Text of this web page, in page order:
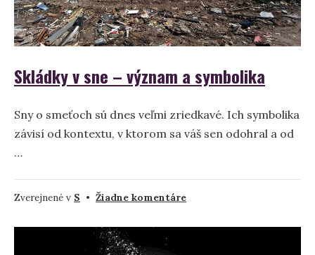
Skládky v sne – význam a symbolika
Sny o smeťoch sú dnes veľmi zriedkavé. Ich symbolika
závisí od kontextu, v ktorom sa váš sen odohral a od
…
Zverejnené v S • Žiadne komentárena
v